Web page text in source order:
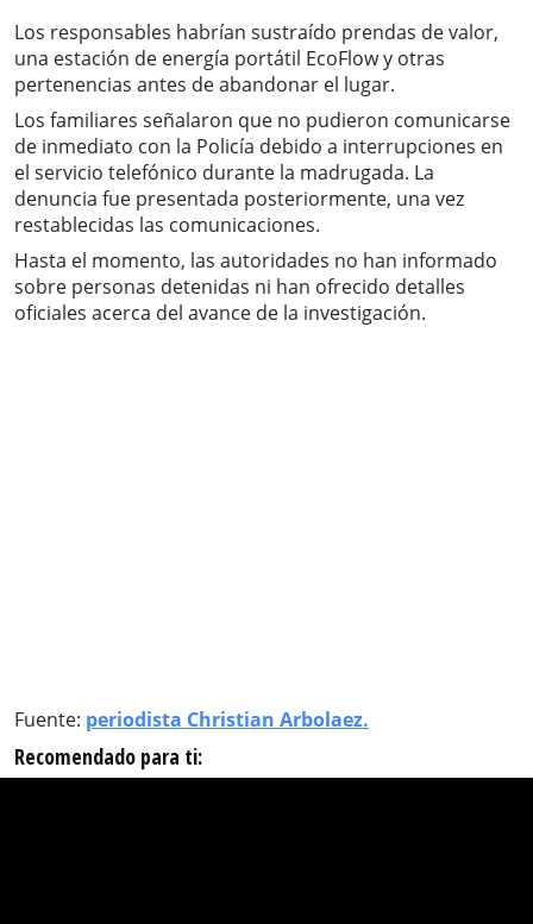
Los responsables habrían sustraído prendas de valor,
una estación de energía portátil EcoFlow y otras
pertenencias antes de abandonar el lugar.
Los familiares señalaron que no pudieron comunicarse
de inmediato con la Policía debido a interrupciones en
el servicio telefónico durante la madrugada. La
denuncia fue presentada posteriormente, una vez
restablecidas las comunicaciones.
Hasta el momento, las autoridades no han informado
sobre personas detenidas ni han ofrecido detalles
oficiales acerca del avance de la investigación.
Fuente: periodista Christian Arbolaez.
Recomendado para ti: